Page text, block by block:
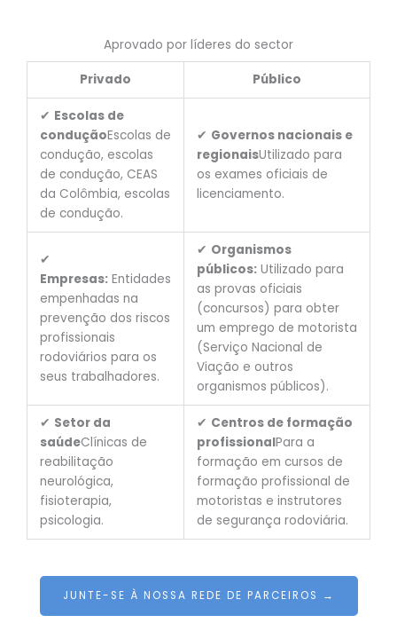
Aprovado por líderes do sector
Privado Público
✔ Escolas de
conduçãoEscolas de
condução, escolas
de condução, CEAS
da Colômbia, escolas
de condução.
✔ Governos nacionais e
regionaisUtilizado para
os exames oficiais de
licenciamento.
✔
Empresas:Entidades
empenhadas na
prevenção dos riscos
profissionais
rodoviários para os
seus trabalhadores.
✔ Organismos
públicos:Utilizado para
as provas oficiais
(concursos) para obter
um emprego de motorista
(Serviço Nacional de
Viação e outros
organismos públicos).
✔ Setor da
saúdeClínicas de
reabilitação
neurológica,
fisioterapia,
psicologia.
✔ Centros de formação
profissionalPara a
formação em cursos de
formação profissional de
motoristas e instrutores
de segurança rodoviária.
JUNTE-SE À NOSSA REDE DE PARCEIROS →